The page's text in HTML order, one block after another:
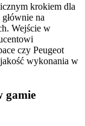
krokiem dla
na
Wejście w
czy Peugeot
wykonania w
gamie